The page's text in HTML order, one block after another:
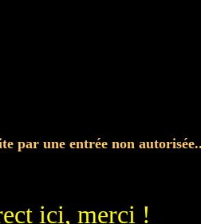
par une entrée non
ici, merci !